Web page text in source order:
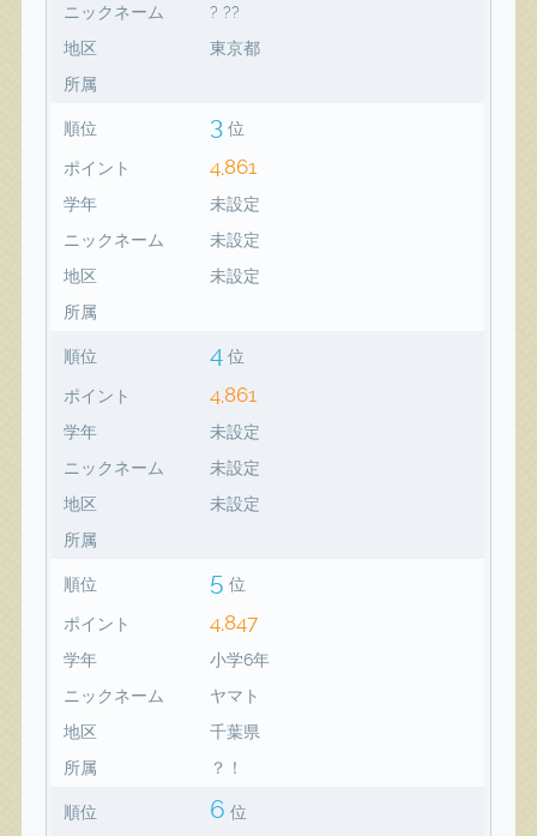
ニックネーム
? ??
地区
東京都
所属
順位 3 位
ポイント 4,861
学年
未設定
ニックネーム
未設定
地区
未設定
所属
順位 4 位
ポイント 4,861
学年
未設定
ニックネーム
未設定
地区
未設定
所属
順位 5 位
ポイント 4,847
学年
小学6年
ニックネーム
ヤマト
地区
千葉県
所属
？！
順位 6 位